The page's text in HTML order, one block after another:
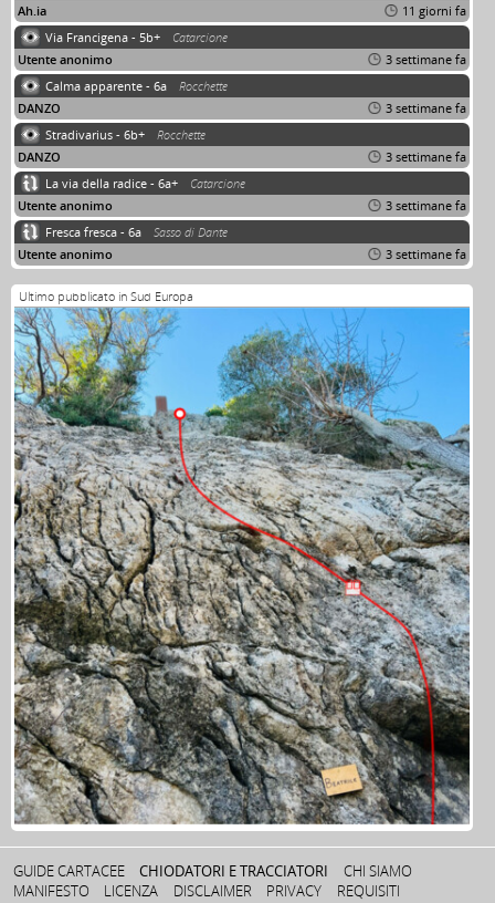
Ah.ia
11 giorni fa
Via Francigena - 5b+
Catarcione
Utente anonimo
3 settimane fa
Calma apparente - 6a
Rocchette
DANZO
3 settimane fa
Stradivarius - 6b+
Rocchette
DANZO
3 settimane fa
La via della radice - 6a+
Catarcione
Utente anonimo
3 settimane fa
Fresca fresca - 6a
Sasso di Dante
Utente anonimo
3 settimane fa
Ultimo pubblicato in Sud Europa
GUIDE CARTACEE CHIODATORI E TRACCIATORI
CHI SIAMO
MANIFESTO
LICENZA DISCLAIMER PRIVACY
REQUISITI